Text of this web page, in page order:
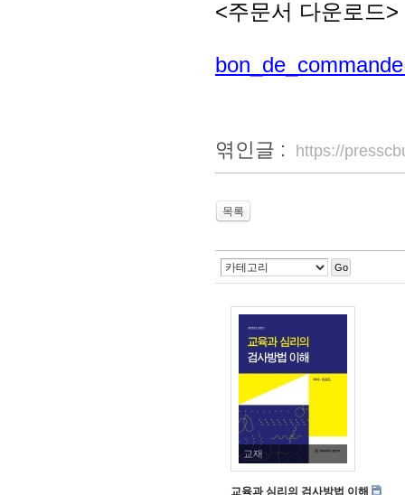
<주문서 다운로드>
엮인글 : https://
목록
Go
교재
교육과 심리의 검사방법 이해